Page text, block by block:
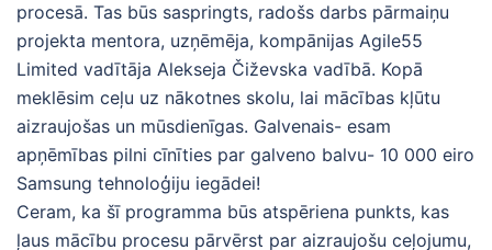
procesā. Tas būs saspringts, radošs darbs pārmaiņu
projekta mentora, uzņēmēja, kompānijas Agile55
Limited vadītāja Alekseja Čiževska vadībā. Kopā
meklēsim ceļu uz nākotnes skolu, lai mācības kļūtu
aizraujošas un mūsdienīgas. Galvenais- esam
apņēmības pilni cīnīties par galveno balvu- 10 000 eiro
Samsung tehnoloģiju iegādei!
Ceram, ka šī programma būs atspēriena punkts, kas
ļaus mācību procesu pārvērst par aizraujošu ceļojumu,